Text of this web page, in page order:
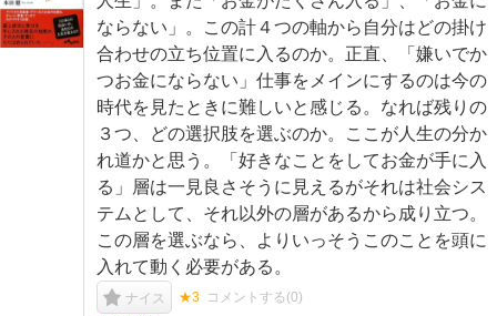
ならない」。この計４つの軸から自分はどの掛け
合わせの立ち位置に入るのか。正直、「嫌いでか
つお金にならない」仕事をメインにするのは今の
時代を見たときに難しいと感じる。なれば残りの
３つ、どの選択肢を選ぶのか。ここが人生の分か
れ道かと思う。「好きなことをしてお金が手に入
る」層は一見良さそうに見えるがそれは社会シス
テムとして、それ以外の層があるから成り立つ。
この層を選ぶなら、よりいっそうこのことを頭に
入れて動く必要がある。
ナイス ★3 コメントする(0)